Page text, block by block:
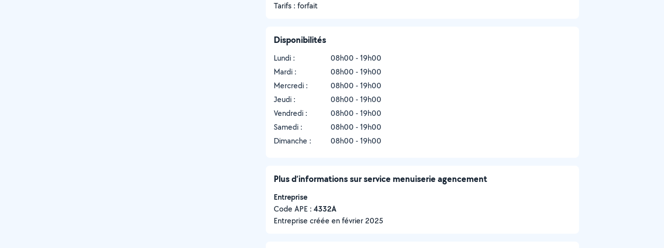
Tarifs : forfait
Disponibilités
Lundi :
08h00 - 19h00
Mardi :
08h00 - 19h00
Mercredi :
08h00 - 19h00
Jeudi :
08h00 - 19h00
Vendredi :
08h00 - 19h00
Samedi :
08h00 - 19h00
Dimanche :
08h00 - 19h00
Plus d’informations sur service menuiserie agencement
Entreprise
Code APE : 4332A
Entreprise créée enfévrier 2025